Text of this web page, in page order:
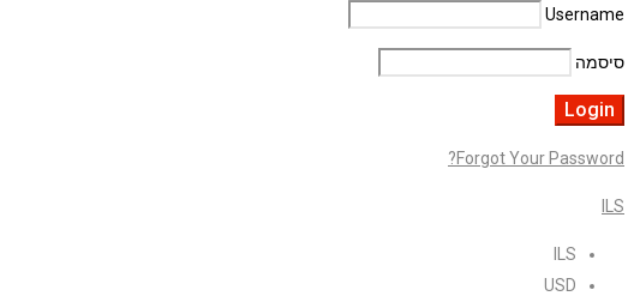
Username
סיסמה
Forgot Your Password?
ILS
ILS
USD